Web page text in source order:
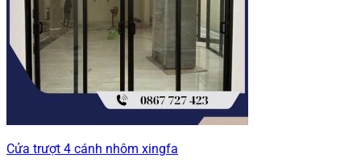
Cửa trượt 4 cánh nhôm xingfa